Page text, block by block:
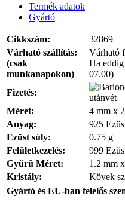
Termék adatok
Gyártó
Cikkszám:
32869
Várható szállítás:
(csak
munkanapokon)
Várható
Ha
07.00)
Fizetés:
utánvét
Méret:
4 mm x
Anyag:
925
Ezüst súly:
0.75 g
Felületkezelés:
999
Gyűrű Méret:
1.2 mm
Kristály:
Kövek
Gyártó és EU-ban felelős